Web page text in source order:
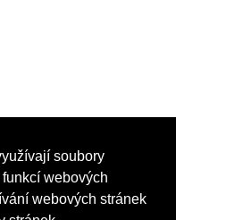
soubory
webových
webových stránek